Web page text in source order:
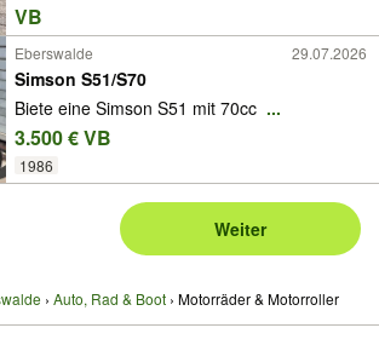
VB
Eberswalde 29.07.2026
Simson S51/S70
Biete eine Simson S51 mit 70cc ...
3.500 € VB
1986
Weiter
Auto, Rad & Boot Motorräder & Motorroller